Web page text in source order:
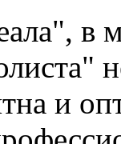
в
и